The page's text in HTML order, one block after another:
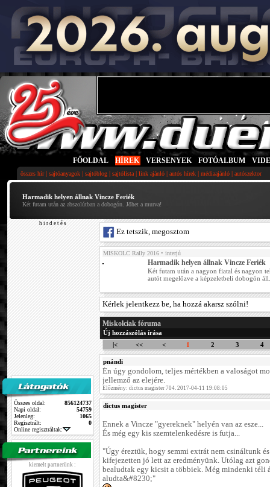
FŐOLDAL HÍREK VERSENYEK FOTÓALBUM
összes hír| sajtóanyagok | sajtóblog | sajtólista | link ajánló | autós hírek | médiaajánló | autószektor
Harmadik helyen állnak Vincze Feriék
Két futam után az abszolútban a dobogón. Jöhet a murva!
h i r d e t é s
Összes oldal:
856124737
Napi oldal:
54759
Jelenleg:
1065
Regisztrált:
0
Online regisztráltak:
kiemelt partnerünk :
Ez tetszik, megosztom
MISKOLC Rally 2016 • interjú
Harmadik helyen állnak Vincze Feriék
Két futam után a nagyon fiatal és nagyon
autót megelőzve a képzeletbeli dobogón
Kérlek jelentkezz be, ha hozzá akarsz szólni!
Miskolciak fóruma
Új hozzászólás írása
|<
<< < 1 2 3 4
pnándi
Én úgy gondolom, teljes mértékben a valoságot
jellemző az elejére.
Előzmény: dictus magister 704. 2017-04-11 19:08:05
dictus magister
Ennek a Vincze "gyereknek" helyén van az esze...
És még egy kis szemtelenkedésre is futja...
"Úgy éreztük, hogy semmi extrát nem csináltunk
kifejezetten jó lett az eredményünk. Utólag azt
bealudtak egy kicsit a többiek. Még mindenki téli
aludta&#8230;"